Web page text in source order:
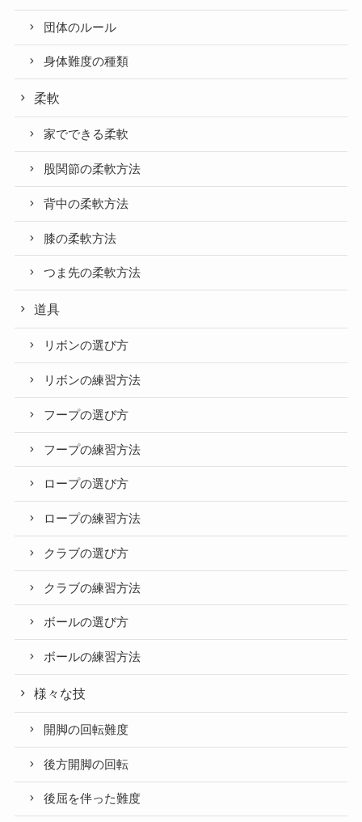
団体のルール
身体難度の種類
柔軟
家でできる柔軟
股関節の柔軟方法
背中の柔軟方法
膝の柔軟方法
つま先の柔軟方法
道具
リボンの選び方
リボンの練習方法
フープの選び方
フープの練習方法
ロープの選び方
ロープの練習方法
クラブの選び方
クラブの練習方法
ボールの選び方
ボールの練習方法
様々な技
開脚の回転難度
後方開脚の回転
後屈を伴った難度